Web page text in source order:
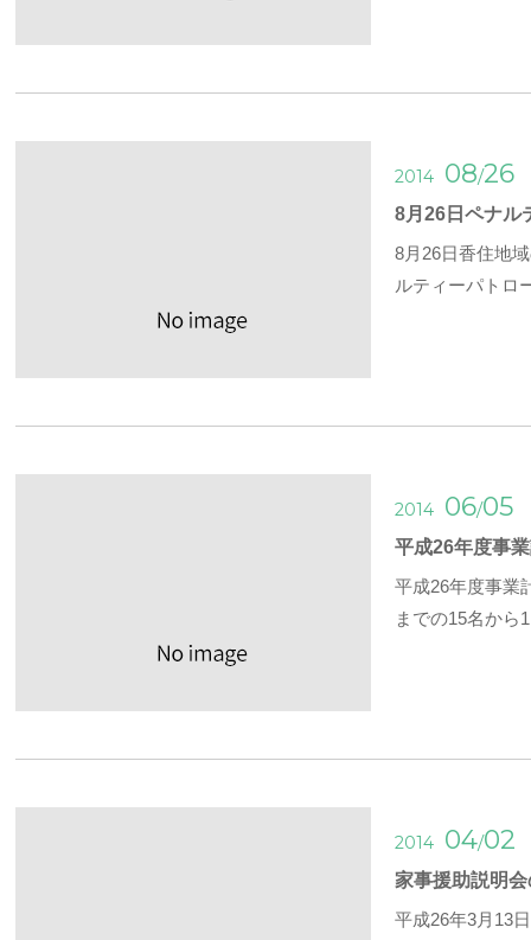
2014 08/26
8月26日ペナル
8月26日香住地
ルティーパトロ
2014 06/05
平成26年度事
平成26年度事業
までの15名か
2014 04/02
家事援助説明
平成26年3月13